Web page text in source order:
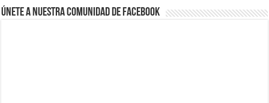
Únete a nuestra comunidad de Facebook